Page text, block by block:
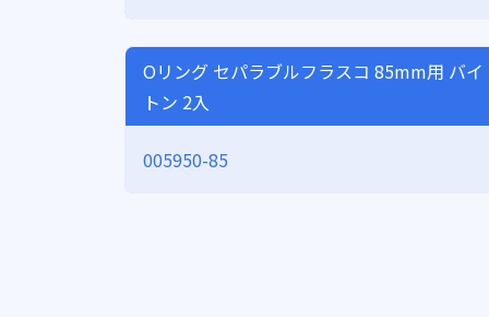
Oリング セパラブルフラスコ 85mm用 バイ
トン 2入
005950-85